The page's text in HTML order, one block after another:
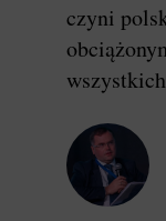
czyni